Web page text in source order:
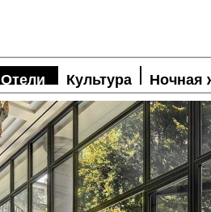
Отели Культура Ночная